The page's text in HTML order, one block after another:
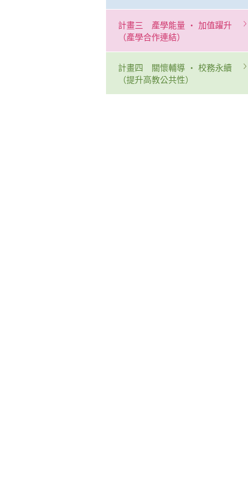
計畫三 產學能量 ‧ 加值躍升
（產學合作連結）
計畫四 關懷輔導 ‧ 校務永續
（提升高教公共性）